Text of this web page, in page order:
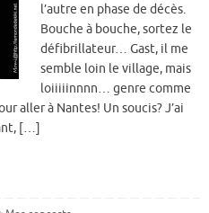
l’autre en phase de décès.
Bouche à bouche, sortez le
défibrillateur… Gast, il me
semble loin le village, mais
loiiiiinnnn… genre comme
aller à Nantes! Un soucis? J’ai
[…]